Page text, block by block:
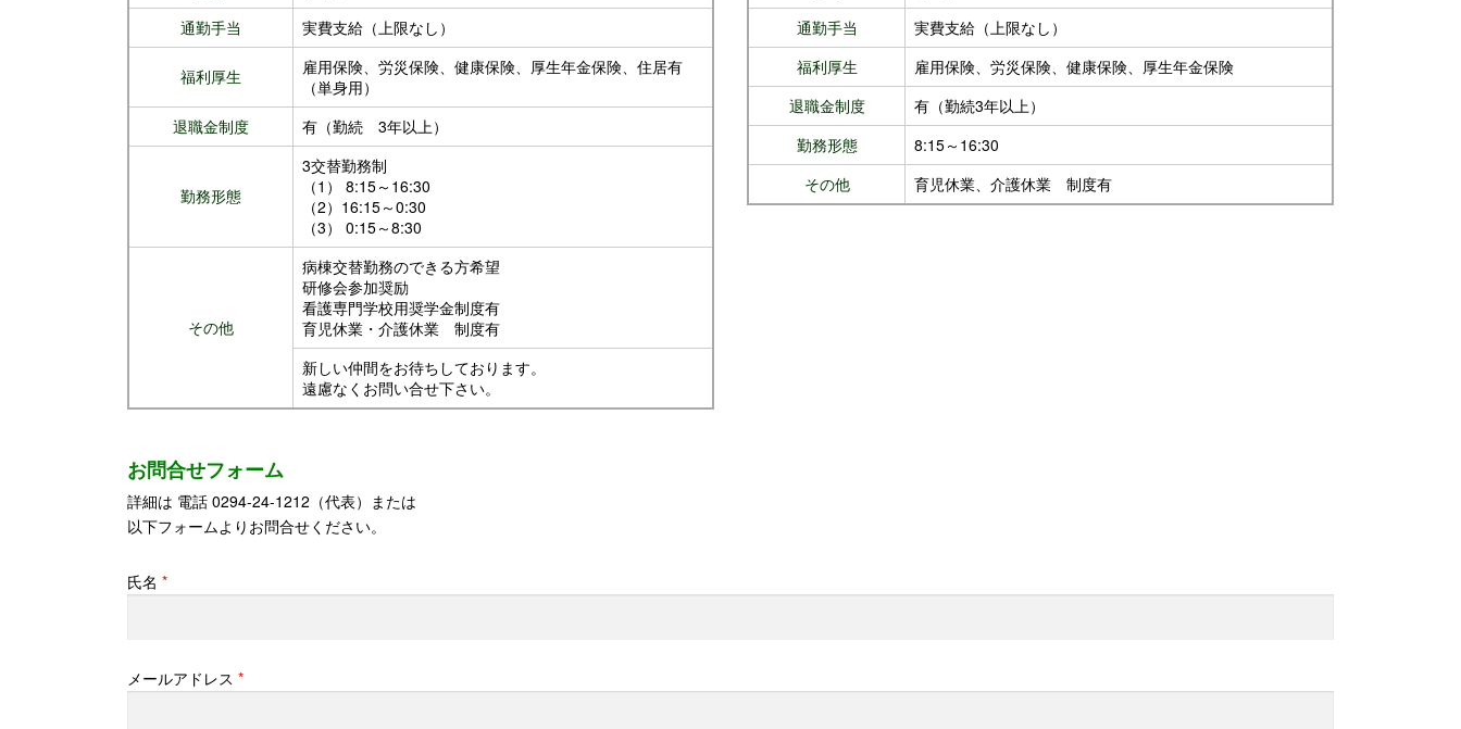
通勤手当
実費支給（上限なし）
福利厚生
雇用保険、労災保険、健康保険、厚生年金保険、住居有
（単身用）
退職金制度
有（勤続 3年以上）
勤務形態
3交替勤務制
（1） 8:15～16:30
（2）16:15～0:30
（3） 0:15～8:30
その他
病棟交替勤務のできる方希望
研修会参加奨励
看護専門学校用奨学金制度有
育児休業・介護休業 制度有
新しい仲間をお待ちしております。
遠慮なくお問い合せ下さい。
通勤手当
実費支給（上限なし）
福利厚生
雇用保険、労災保険、健康保険、厚生年金保険
退職金制度
有（勤続3年以上）
勤務形態
8:15～16:30
その他
育児休業、介護休業 制度有
お問合せフォーム
詳細は 電話 0294-24-1212（代表）または
以下フォームよりお問合せください。
氏名 *
メールアドレス *